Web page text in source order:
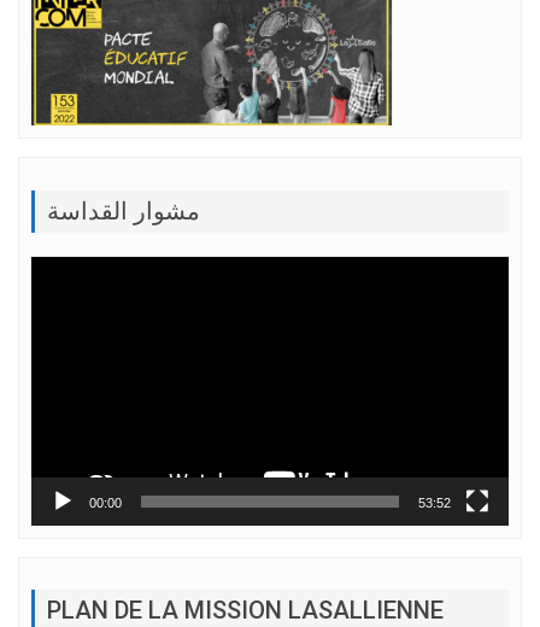
مشوار القداسة
00:00 53:52
PLAN DE LA MISSION LASALLIENNE